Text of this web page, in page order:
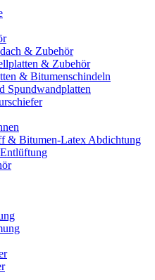
& Zubehör
& Zubehör
& Bitumenschindeln
Spundwandplatten
& Bitumen-Latex Abdichtung